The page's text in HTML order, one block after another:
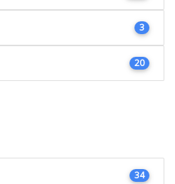
3
20
34